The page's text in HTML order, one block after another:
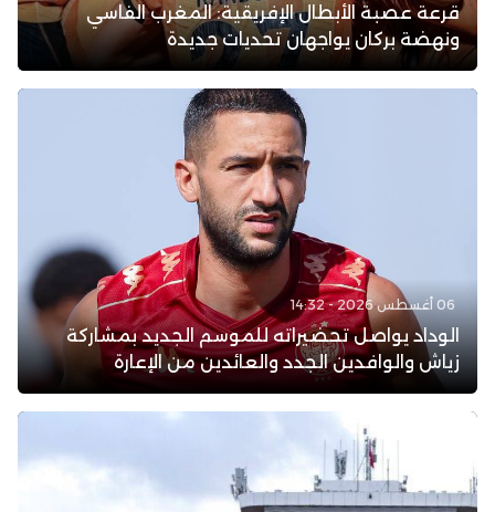
قرعة عصبة الأبطال الإفريقية: المغرب الفاسي
ونهضة بركان يواجهان تحديات جديدة
06 أغسطس 2026 - 14:32
الوداد يواصل تحضيراته للموسم الجديد بمشاركة
زياش والوافدين الجدد والعائدين من الإعارة